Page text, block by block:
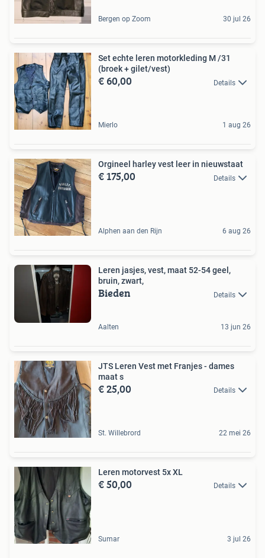
Bergen op Zoom 30 jul 26
Set echte leren motorkleding M /31
(broek + gilet/vest)
€ 60,00 Details
Mierlo 1 aug 26
Orgineel harley vest leer in nieuwstaat
€ 175,00 Details
Alphen aan den Rijn 6 aug 26
Leren jasjes, vest, maat 52-54 geel,
bruin, zwart,
Bieden Details
Aalten 13 jun 26
JTS Leren Vest met Franjes - dames
maat s
€ 25,00 Details
St. Willebrord 22 mei 26
Leren motorvest 5x XL
€ 50,00 Details
Sumar 3 jul 26